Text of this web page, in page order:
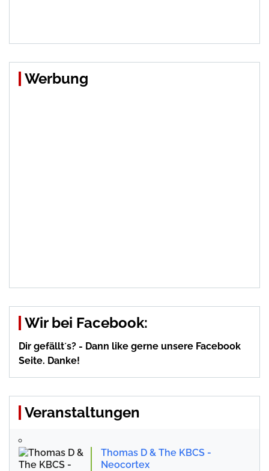
Werbung
Wir bei Facebook:
Dir gefällt´s? - Dann like gerne unsere Facebook
Seite. Danke!
Veranstaltungen
Thomas D & The KBCS -
Neocortex